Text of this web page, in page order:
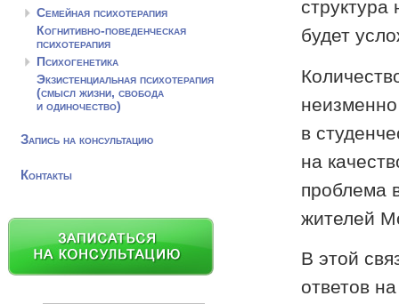
структура
будет
неизменно
в
на
проблема
жителей
В этой
ответов
Семейная психотерапия
Когнитивно-поведенческая
психотерапия
Психогенетика
Экзистенциальная психотерапия
(смысл жизни, свобода
и одиночество)
Запись на консультацию
Контакты